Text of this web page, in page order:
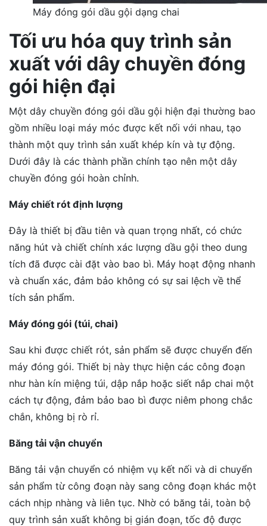
Máy đóng gói dầu gội dạng chai
Tối ưu hóa quy trình sản
xuất với dây chuyền đóng
gói hiện đại
Một dây chuyền đóng gói dầu gội hiện đại thường bao
gồm nhiều loại máy móc được kết nối với nhau, tạo
thành một quy trình sản xuất khép kín và tự động.
Dưới đây là các thành phần chính tạo nên một dây
chuyền đóng gói hoàn chỉnh.
Máy chiết rót định lượng
Đây là thiết bị đầu tiên và quan trọng nhất, có chức
năng hút và chiết chính xác lượng dầu gội theo dung
tích đã được cài đặt vào bao bì. Máy hoạt động nhanh
và chuẩn xác, đảm bảo không có sự sai lệch về thể
tích sản phẩm.
Máy đóng gói (túi, chai)
Sau khi được chiết rót, sản phẩm sẽ được chuyển đến
máy đóng gói. Thiết bị này thực hiện các công đoạn
như hàn kín miệng túi, dập nắp hoặc siết nắp chai một
cách tự động, đảm bảo bao bì được niêm phong chắc
chắn, không bị rò rỉ.
Băng tải vận chuyển
Băng tải vận chuyển có nhiệm vụ kết nối và di chuyển
sản phẩm từ công đoạn này sang công đoạn khác một
cách nhịp nhàng và liên tục. Nhờ có băng tải, toàn bộ
quy trình sản xuất không bị gián đoạn, tốc độ được